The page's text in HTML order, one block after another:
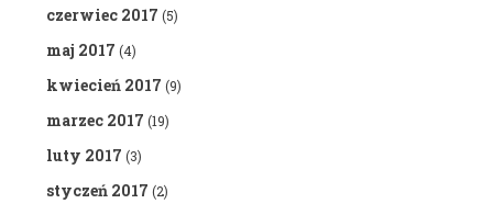
czerwiec 2017 (5)
maj 2017 (4)
kwiecień 2017 (9)
marzec 2017 (19)
luty 2017 (3)
styczeń 2017 (2)